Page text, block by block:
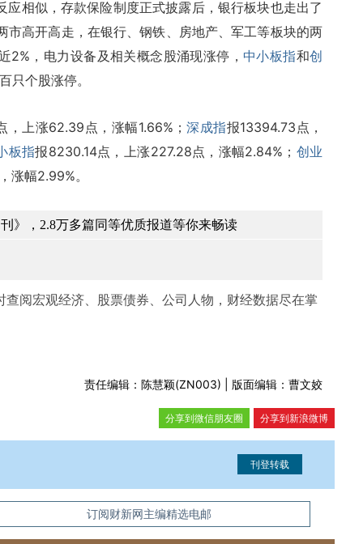
相似，存款保险制度正式披露后，银行板块也走出了
市高开高走，在银行、钢铁、房地产、军工等板块的两
2%，电力设备及相关概念股涌现涨停， 中小板指和创
只个股涨停。
，上涨62.39点，涨幅1.66%； 深成指报13394.73点，
板指报8230.14点，上涨227.28点，涨幅2.84%； 创业
涨幅2.99%。
》，2.8万多篇同等优质报道等你来畅读
查阅宏观经济、股票债券、公司人物，财经数据尽在掌
责任编辑：陈慧颖(ZN003) | 版面编辑：曹文姣
分享到新浪微博
分享到微信朋友圈
信息。经确认即可刊登转载。订阅财新网主编精选电邮